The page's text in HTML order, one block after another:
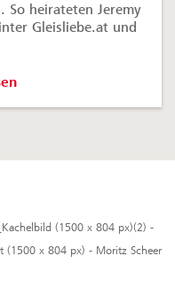
So heirateten Jeremy
Gleisliebe.at und
Eingefahren in
(1500 x 804 px)(2) -
(1500 x 804 px) - Moritz Scheer